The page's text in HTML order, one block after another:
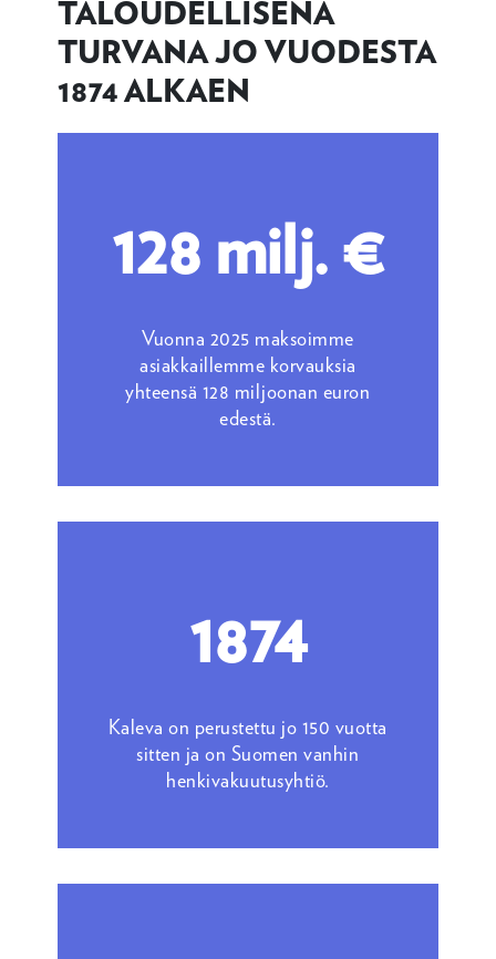
TALOUDELLISENA
TURVANA JO VUODESTA
1874 ALKAEN
128 milj. €
Vuonna 2025 maksoimme
asiakkaillemme korvauksia
yhteensä 128 miljoonan euron
edestä.
1874
Kaleva on perustettu jo 150 vuotta
sitten ja on Suomen vanhin
henkivakuutusyhtiö.